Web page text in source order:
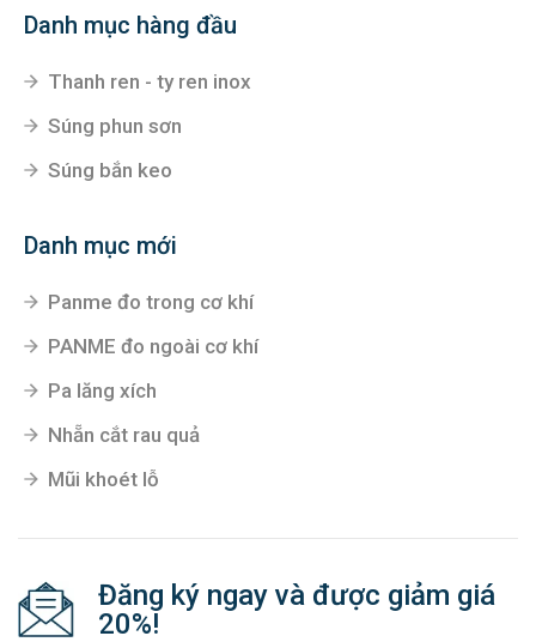
Danh mục hàng đầu
Thanh ren - ty ren inox
Súng phun sơn
Súng bắn keo
Danh mục mới
Panme đo trong cơ khí
PANME đo ngoài cơ khí
Pa lăng xích
Nhẵn cắt rau quả
Mũi khoét lỗ
Đăng ký ngay và được giảm giá
20%!